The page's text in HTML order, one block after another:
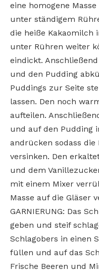
eine homogene
unter ständigem
die heiße Kakaomilch
unter Rühren weiter
eindickt.
und den Pudding
Puddings zur Seite
lassen. Den noch
aufteilen.
und auf den Pudding
andrücken sodass
versinken. Den
und dem
mit einem Mixer
Masse auf die Gläser
GARNIERUNG: Das
geben und steif
Schlagobers in einen
füllen und auf das
Frische Beeren und